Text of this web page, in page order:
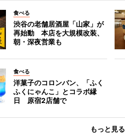
食べる
渋谷の老舗居酒屋「山家」が
再始動 本店を大規模改装、
朝・深夜営業も
食べる
洋菓子のコロンバン、「ふく
ふくにゃんこ」とコラボ縁
日 原宿2店舗で
もっと見る